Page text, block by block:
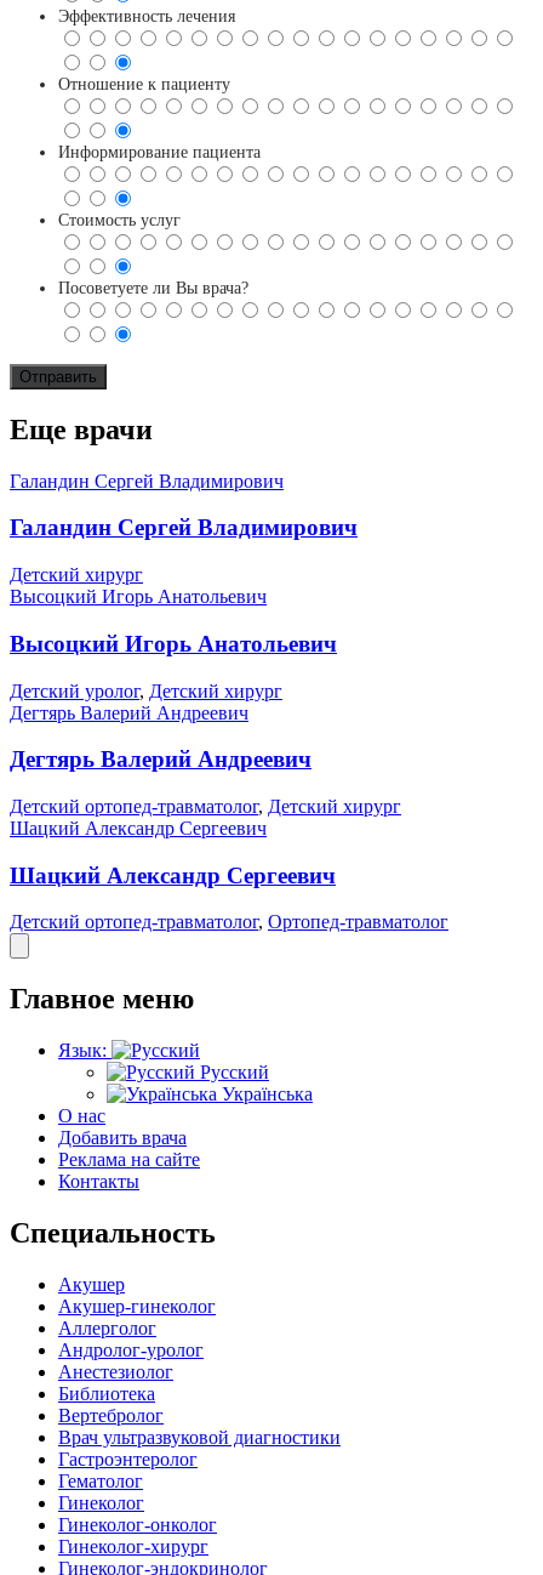
Эффективность лечения
Отношение к пациенту
Информирование пациента
Стоимость услуг
Посоветуете ли Вы врача?
Еще врачи
Галандин Сергей Владимирович
Галандин Сергей Владимирович
Детский хирург
Высоцкий Игорь Анатольевич
Высоцкий Игорь Анатольевич
Детский уролог, Детский хирург
Дегтярь Валерий Андреевич
Дегтярь Валерий Андреевич
Детский ортопед-травматолог, Детский хирург
Шацкий Александр Сергеевич
Шацкий Александр Сергеевич
Детский ортопед-травматолог, Ортопед-травматолог
Главное меню
Язык:
Русский
Українська
О нас
Добавить врача
Реклама на сайте
Контакты
Специальность
Акушер
Акушер-гинеколог
Аллерголог
Андролог-уролог
Анестезиолог
Библиотека
Вертебролог
Врач ультразвуковой диагностики
Гастроэнтеролог
Гематолог
Гинеколог
Гинеколог-онколог
Гинеколог-хирург
Гинеколог-эндокринолог